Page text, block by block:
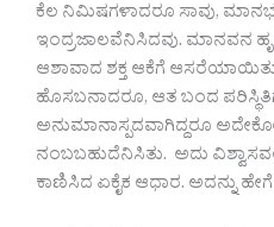
ಕೆಲ ನಿಮಿಷಗಳಾದರೂ ಸಾವು,
ಇಂದ್ರಜಾಲವೆನಿಸಿದವು. ಮಾನವನ
ಆಶಾವಾದ ಶಕ್ತ ಆಕೆಗೆ
ಹೊಸಬನಾದರೂ, ಆತ ಬಂದ
ಅನುಮಾನಾಸ್ಪದವಾಗಿದ್ದರೂ
ನಂಬಬಹುದೆನಿಸಿತು. ಅದು
ಕಾಣಿಸಿದ ಏಕೈಕ ಆಧಾರ. ಅದನ್ನು ಹೇಗೆ